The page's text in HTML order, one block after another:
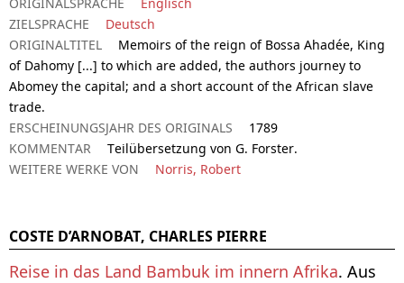
ZIELSPRACHE
Deutsch
ORIGINALTITEL
Memoirs of the reign of Bossa Ahadée, King
of Dahomy [...] to which are added, the authors journey to
Abomey the capital; and a short account of the African slave
trade.
ERSCHEINUNGSJAHR DES ORIGINALS
1789
KOMMENTAR
Teilübersetzung von G. Forster.
WEITERE WERKE VON
Norris, Robert
COSTE D’ARNOBAT, CHARLES PIERRE
Reise in das Land Bambuk im innern Afrika. Aus